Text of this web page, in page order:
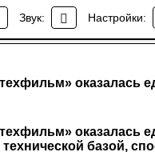
Звук: Настройки:
оказалась
оказалась
базой,